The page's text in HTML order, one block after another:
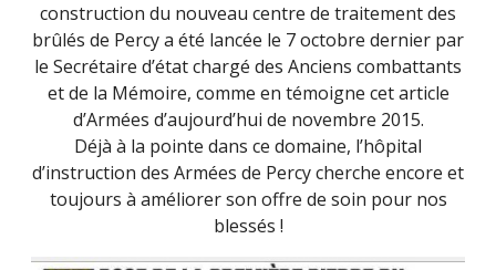
construction du nouveau centre de traitement des
brûlés de Percy a été lancée le 7 octobre dernier par
le Secrétaire d’état chargé des Anciens combattants
et de la Mémoire, comme en témoigne cet article
d’Armées d’aujourd’hui de novembre 2015.
Déjà à la pointe dans ce domaine, l’hôpital
d’instruction des Armées de Percy cherche encore et
toujours à améliorer son offre de soin pour nos
blessés !